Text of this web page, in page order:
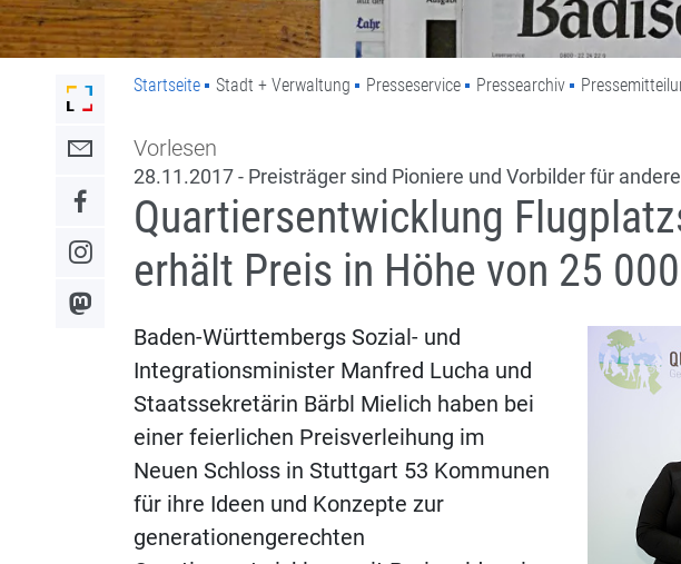
Link zur Startseite der Stadt Lahr
Link zum Kontaktformular
Link zum Facebook-Auftritt
Link zum Instagram-Auftritt
Link zum Mastodon-Kanal
Startseite Stadt + Verwaltung Presseservice Pressearchiv
Vorlesen
28.11.2017 - Preisträger sind Pioniere und Vorbilder für
Quartiersentwicklung
erhält Preis in Höhe von 25
Baden-Württembergs Sozial- und
Integrationsminister Manfred Lucha und
Staatssekretärin Bärbl Mielich haben bei
einer feierlichen Preisverleihung im
Neuen Schloss in Stuttgart 53 Kommunen
für ihre Ideen und Konzepte zur
generationengerechten